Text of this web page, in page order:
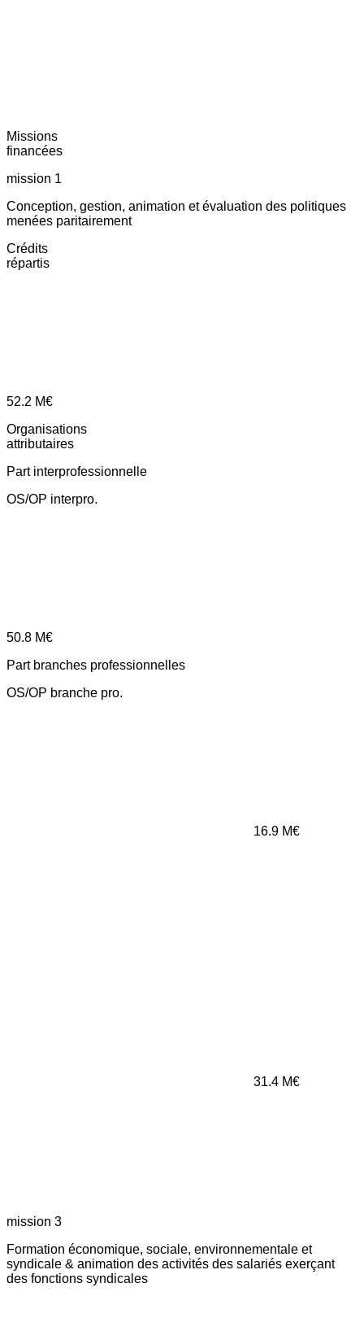
Missions
financées
mission 1
Conception, gestion, animation et évaluation des politiques
menées paritairement
Crédits
répartis
52.2 M€
Organisations
attributaires
Part interprofessionnelle
OS/OP interpro.
50.8 M€
Part branches professionnelles
OS/OP branche pro.
16.9 M€
31.4 M€
mission 3
Formation économique, sociale, environnementale et
syndicale & animation des activités des salariés exerçant
des fonctions syndicales